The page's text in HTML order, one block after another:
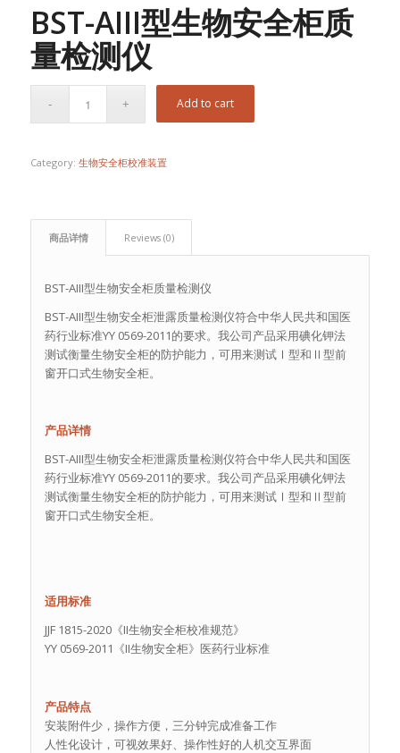
BST-AIII型生物安全柜质
量检测仪
Add to cart
Category: 生物安全柜校准装置
商品详情 Reviews (0)
BST-AIII型生物安全柜质量检测仪
BST-AIII型生物安全柜泄露质量检测仪符合中华人民共和国医
药行业标准YY 0569-2011的要求。我公司产品采用碘化钾法
测试衡量生物安全柜的防护能力，可用来测试Ⅰ型和Ⅱ型前
窗开口式生物安全柜。
产品详情
BST-AIII型生物安全柜泄露质量检测仪符合中华人民共和国医
药行业标准YY 0569-2011的要求。我公司产品采用碘化钾法
测试衡量生物安全柜的防护能力，可用来测试Ⅰ型和Ⅱ型前
窗开口式生物安全柜。
适用标准
JJF 1815-2020《II生物安全柜校准规范》
YY 0569-2011《II生物安全柜》医药行业标准
产品特点
安装附件少，操作方便，三分钟完成准备工作
人性化设计，可视效果好、操作性好的人机交互界面